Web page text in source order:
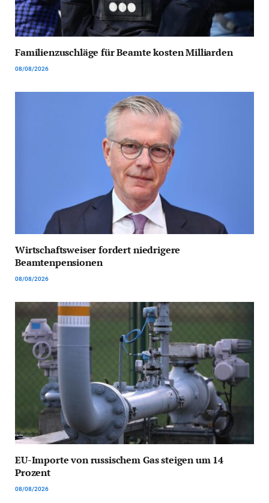
Familienzuschläge für Beamte kosten Milliarden
08/08/2026
Wirtschaftsweiser fordert niedrigere
Beamtenpensionen
08/08/2026
EU-Importe von russischem Gas steigen um 14
Prozent
08/08/2026